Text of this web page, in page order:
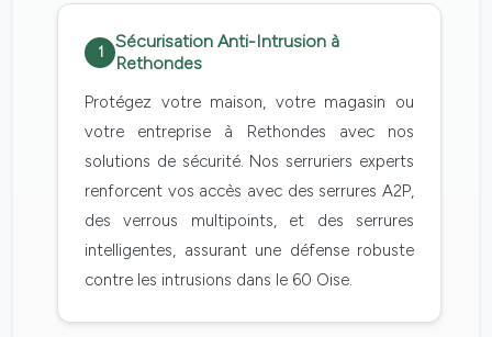
1
Sécurisation Anti-Intrusion à
Rethondes
Protégez votre maison, votre magasin ou
votre entreprise à Rethondes avec nos
solutions de sécurité. Nos serruriers experts
renforcent vos accès avec des serrures A2P,
des verrous multipoints, et des serrures
intelligentes, assurant une défense robuste
contre les intrusions dans le 60 Oise.